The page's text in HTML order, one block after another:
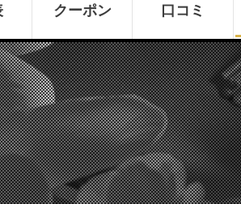
クーポン 口コミ